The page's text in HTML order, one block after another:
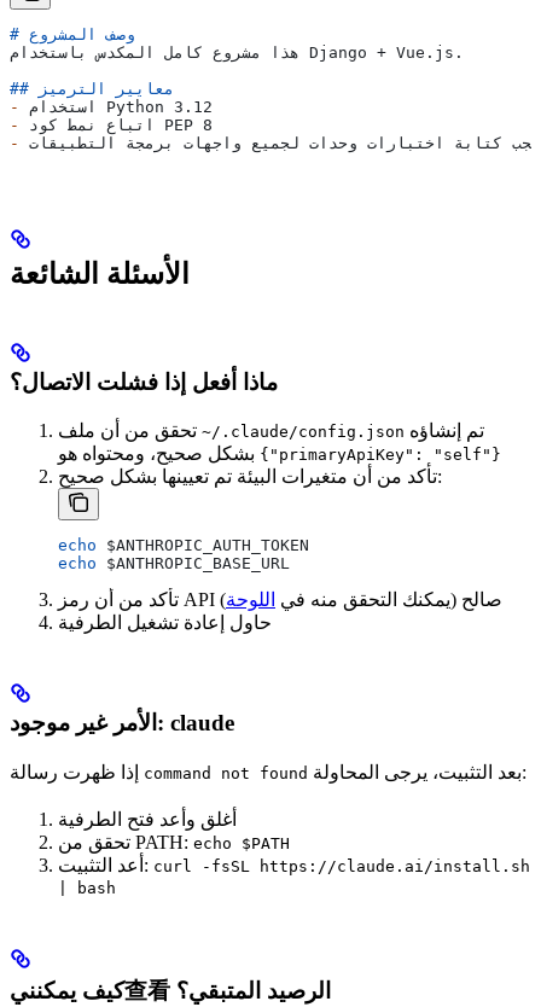
# وصف المشروع
هذا مشروع كامل المكدس باستخدام Django + Vue.js.
## معايير الترميز
-
استخدام Python 3.12
-
اتباع نمط كود PEP 8
-
يجب كتابة اختبارات وحدات لجميع واجهات برمجة التطبيقات
الأسئلة الشائعة
ماذا أفعل إذا فشلت الاتصال؟
~/.claude/config.json
{"primaryApiKey": "self"}
تأكد من أن متغيرات البيئة تم تعيينها بشكل صحيح:
echo $ANTHROPIC_AUTH_TOKEN
echo $ANTHROPIC_BASE_URL
تأكد من أن رمز API صالح (يمكنك التحقق منه في اللوحة)
حاول إعادة تشغيل الطرفية
الأمر غير موجود: claude
command not found بعد التثبيت، يرجى المحاولة:
أغلق وأعد فتح الطرفية
تحقق من PATH: echo $PATH
أعد التثبيت: curl -fsSL https://claude.ai/install.sh
| bash
كيف يمكنني查看 الرصيد المتبقي؟